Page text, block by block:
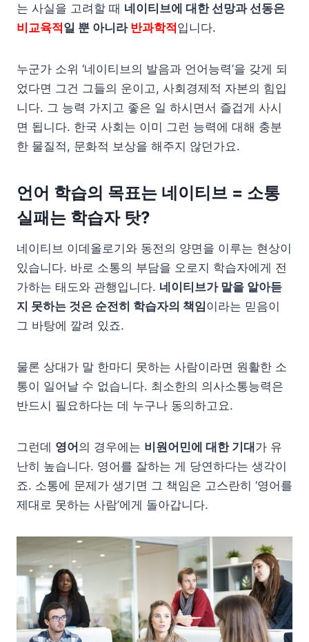
는 사실을 고려할 때 네이티브에 대한 선망과 선동은
비교육적일 뿐 아니라 반과학적입니다.
누군가 소위 ‘네이티브의 발음과 언어능력’을 갖게 되
었다면 그건 그들의 운이고, 사회경제적 자본의 힘입
니다. 그 능력 가지고 좋은 일 하시면서 즐겁게 사시
면 됩니다. 한국 사회는 이미 그런 능력에 대해 충분
한 물질적, 문화적 보상을 해주지 않던가요.
언어 학습의 목표는 네이티브 = 소통
실패는 학습자 탓?
네이티브 이데올로기와 동전의 양면을 이루는 현상이
있습니다. 바로 소통의 부담을 오로지 학습자에게 전
가하는 태도와 관행입니다. 네이티브가 말을 알아듣
지 못하는 것은 순전히 학습자의 책임이라는 믿음이
그 바탕에 깔려 있죠.
물론 상대가 말 한마디 못하는 사람이라면 원활한 소
통이 일어날 수 없습니다. 최소한의 의사소통능력은
반드시 필요하다는 데 누구나 동의하고요.
그런데 영어 의 경우에는 비원어민에 대한 기대 가 유
난히 높습니다. 영어를 잘하는 게 당연하다는 생각이
죠. 소통에 문제가 생기면 그 책임은 고스란히 ‘영어를
제대로 못하는 사람’에게 돌아갑니다.